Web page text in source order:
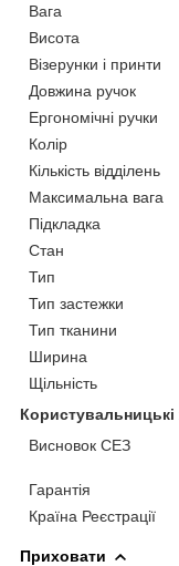
Вага
Висота
Візерунки і принти
Довжина ручок
Ергономічні ручки
Колір
Кількість відділень
Максимальна вага
Підкладка
Стан
Тип
Тип застежки
Тип тканини
Ширина
Щільність
Користувальницькі
Висновок СЕЗ
Гарантія
Країна Реєстрації
Приховати